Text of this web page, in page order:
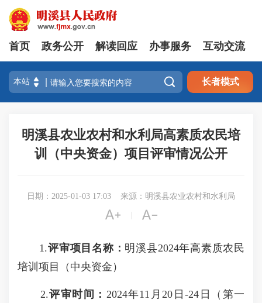
首页 政务公开 解读回应 办事服务 互动交流
 长者模式
明溪县农业农村和水利局高素质农民培
训（中央资金）项目评审情况公开
日期：2025-01-03 17:03 来源：明溪县农业农村和水利局
 
1.评审项目名称： 明溪县2024年高素质农民
培训项目（中央资金）
2.评审时间： 2024年11月20日-24日（第一